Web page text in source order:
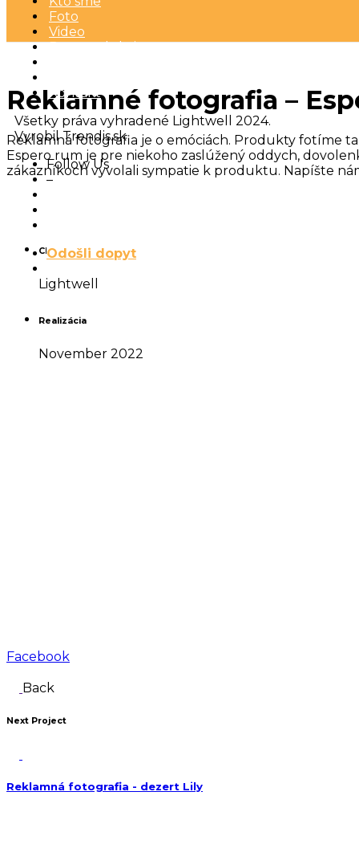
Foto
Video
Postprodukcia
Kontakt
Všetky práva vyhradené Lightwell 2024.
Vyrobil Trendis.sk
Follow Us
–
Odošli dopyt
Reklamné fotografia –
Reklamná fotografia je o emóciách. Produkty fotíme
Espero rum je pre niekoho zaslúžený oddych,
zákazníkoch vyvolali sympatie k produktu. Napíšte
Client
Lightwell
Realizácia
November 2022
Facebook
Back
Next Project
Reklamná fotografia - dezert Lily